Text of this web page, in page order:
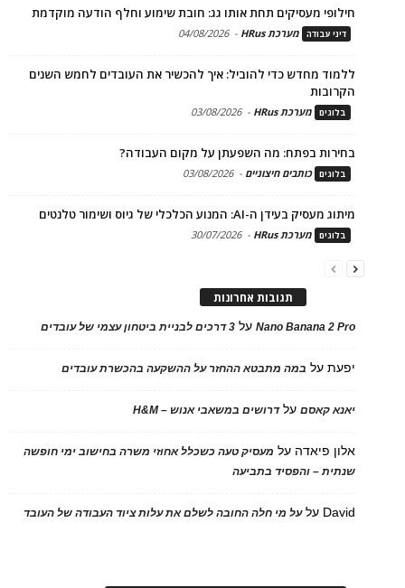
חילופי מעסיקים תחת אותו גג: חובת שימוע וחלף הודעה מוקדמת
דיני עבודה מערכת HRus -
04/08/2026
ללמוד מחדש כדי להוביל: איך להכשיר את העובדים לחמש השנים
הקרובות
בלוגים מערכת HRus -
03/08/2026
בחירות בפתח: מה השפעתן על מקום העבודה?
בלוגים כותבים חיצוניים -
03/08/2026
מיתוג מעסיק בעידן ה-AI: המנוע הכלכלי של גיוס ושימור טלנטים
בלוגים מערכת HRus -
30/07/2026
תגובות אחרונות
Nano Banana 2 Proעל 3 דרכים לבניית ביטחון עצמי של עובדים
יפעתעל במה מתבטא ההחזר על ההשקעה בהכשרת עובדים
יאנא קאסםעלדרושים במשאבי אנוש – H&M
אלון פיאדה על מעסיק טעה כשכלל אחוזי משרה בחישוב ימי חופשה
שנתית – והפסיד בתביעה
David עלעל מי חלה החובה לשלם את עלות ציוד העבודה של העובד